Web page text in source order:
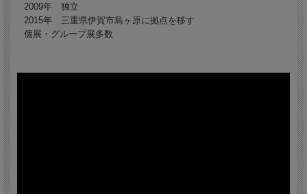
2009年 独立
2015年 三重県伊賀市島ヶ原に拠点を移す
個展・グループ展多数